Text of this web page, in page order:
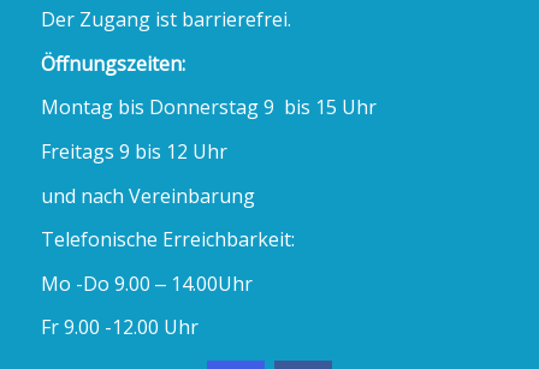
Der Zugang ist barrierefrei.
Öffnungszeiten:
Montag bis Donnerstag 9 bis 15 Uhr
Freitags 9 bis 12 Uhr
und nach Vereinbarung
Telefonische Erreichbarkeit:
Mo -Do 9.00 – 14.00Uhr
Fr 9.00 -12.00 Uhr